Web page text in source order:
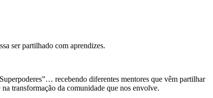
ser partilhado com aprendizes.
recebendo diferentes mentores que vêm partilhar
transformação da comunidade que nos envolve.